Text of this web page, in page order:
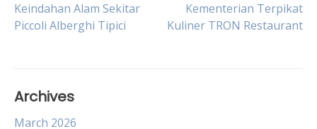
Post
Keindahan Alam Sekitar
Piccoli Alberghi Tipici
Kementerian Terpikat
Kuliner TRON Restaurant
Archives
March 2026